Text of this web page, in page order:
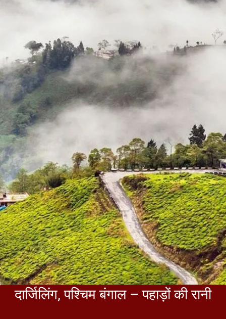
दार्जिलिंग, पश्चिम बंगाल – पहाड़ों की रानी